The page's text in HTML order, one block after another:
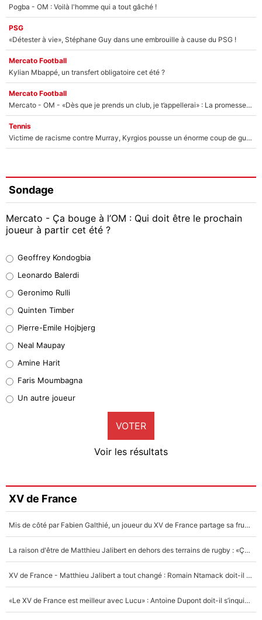
Pogba - OM : Voilà l'homme qui a tout gâché !
PSG
«Détester à vie», Stéphane Guy dans une embrouille à cause du PSG !
Mercato Football
Kylian Mbappé, un transfert obligatoire cet été ?
Mercato Football
Mercato - OM - «Dès que je prends un club, je t’appellerai» : La promesse de Marcelino au moment de claquer la porte
Tennis
Victime de racisme contre Murray, Kyrgios pousse un énorme coup de gueule !
Sondage
Mercato - Ça bouge à l’OM : Qui doit être le prochain
joueur à partir cet été ?
38%
32%
5%
1%
9%
Faris Moumbagna
4%
Un autre joueur
5%
Geoffrey Kondogbia
Leonardo Balerdi
Geronimo Rulli
Quinten Timber
Pierre-Emile Hojbjerg
Neal Maupay
Amine Harit
Faris Moumbagna
Un autre joueur
VOTER
Voir les résultats
XV de France
Mis de côté par Fabien Galthié, un joueur du XV de France partage sa frustration : «ils ne me l’ont pas dit tout de suite»
La raison d'être de Matthieu Jalibert en dehors des terrains de rugby : «Ça m'atteint autant que si tu touches à un membre de ma famille»
XV de France - Matthieu Jalibert a tout changé : Romain Ntamack doit-il s’inquiéter pour sa place à un an de la Coupe du monde ?
«Le XV de France est meilleur avec Lucu» : Antoine Dupont doit-il s’inquiéter pour sa place ?